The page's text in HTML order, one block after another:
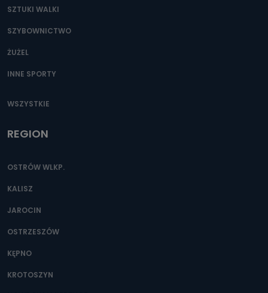
SZTUKI WALKI
SZYBOWNICTWO
ŻUŻEL
INNE SPORTY
WSZYSTKIE
REGION
OSTRÓW WLKP.
KALISZ
JAROCIN
OSTRZESZÓW
KĘPNO
KROTOSZYN